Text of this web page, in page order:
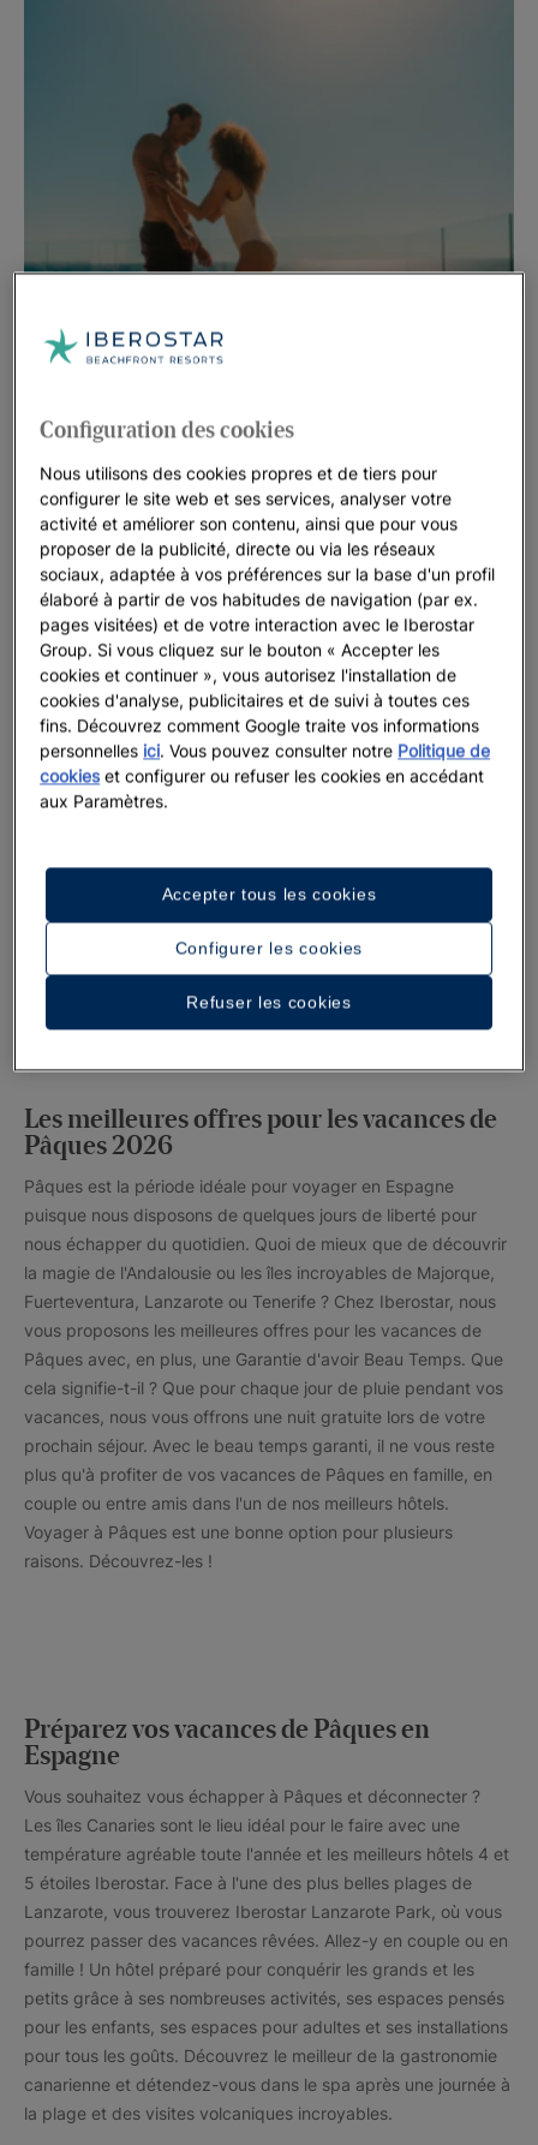
Offres de dernière minute
Les meilleures offres pour les vacances de
Pâques 2026
Pâques est la période idéale pour voyager en Espagne
puisque nous disposons de quelques jours de liberté pour
nous échapper du quotidien. Quoi de mieux que de découvrir
la magie de l'Andalousie ou les îles incroyables de Majorque,
Fuerteventura, Lanzarote ou Tenerife ? Chez Iberostar, nous
vous proposons les meilleures offres pour les vacances de
Pâques avec, en plus, une Garantie d'avoir Beau Temps. Que
cela signifie-t-il ? Que pour chaque jour de pluie pendant vos
vacances, nous vous offrons une nuit gratuite lors de votre
prochain séjour. Avec le beau temps garanti, il ne vous reste
plus qu'à profiter de vos vacances de Pâques en famille, en
couple ou entre amis dans l'un de nos meilleurs hôtels.
Voyager à Pâques est une bonne option pour plusieurs
raisons. Découvrez-les !
Préparez vos vacances de Pâques en
Espagne
Vous souhaitez vous échapper à Pâques et déconnecter ?
Les îles Canaries sont le lieu idéal pour le faire avec une
température agréable toute l'année et les meilleurs hôtels 4 et
5 étoiles Iberostar. Face à l'une des plus belles plages de
Lanzarote, vous trouverez Iberostar Lanzarote Park, où vous
pourrez passer des vacances rêvées. Allez-y en couple ou en
famille ! Un hôtel préparé pour conquérir les grands et les
petits grâce à ses nombreuses activités, ses espaces pensés
pour les enfants, ses espaces pour adultes et ses installations
pour tous les goûts. Découvrez le meilleur de la gastronomie
canarienne et détendez-vous dans le spa après une journée à
la plage et des visites volcaniques incroyables.
Configuration des cookies
Nous utilisons des cookies propres et de tiers pour
configurer le site web et ses services, analyser votre
activité et améliorer son contenu, ainsi que pour vous
proposer de la publicité, directe ou via les réseaux
sociaux, adaptée à vos préférences sur la base d'un profil
élaboré à partir de vos habitudes de navigation (par ex.
pages visitées) et de votre interaction avec le Iberostar
Group. Si vous cliquez sur le bouton « Accepter les
cookies et continuer », vous autorisez l'installation de
cookies d'analyse, publicitaires et de suivi à toutes ces
fins. Découvrez comment Google traite vos informations
personnelles ici. Vous pouvez consulter notre Politique de
cookies et configurer ou refuser les cookies en accédant
aux Paramètres.
Configurer les cookies
Refuser les cookies
Accepter tous les cookies